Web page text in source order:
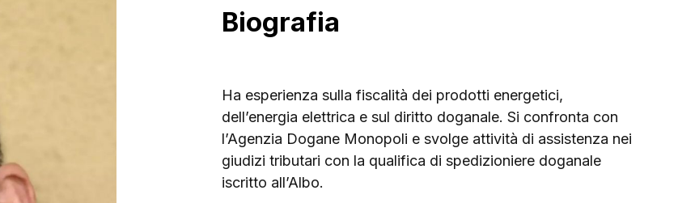
Biografia
Ha esperienza sulla fiscalità dei prodotti energetici,
dell’energia elettrica e sul diritto doganale. Si confronta con
l’Agenzia Dogane Monopoli e svolge attività di assistenza nei
giudizi tributari con la qualifica di spedizioniere doganale
iscritto all’Albo.